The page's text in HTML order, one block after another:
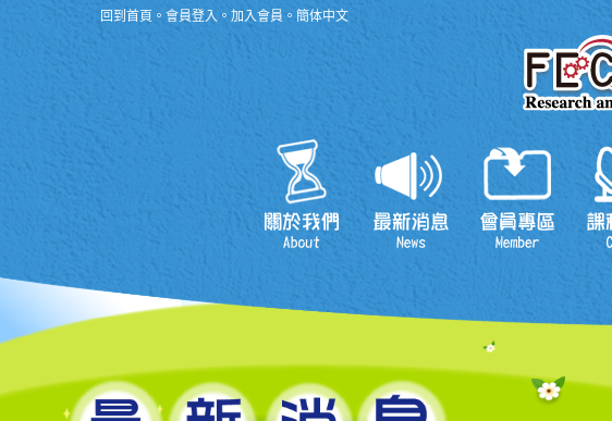
回到首頁 。 會員登入 。 加入會員 。 簡体中文